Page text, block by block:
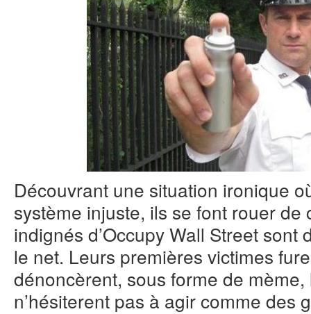
Découvrant une situation ironique
système injuste, ils se font rouer de
indignés d’Occupy Wall Street
le net. Leurs premières victimes
dénoncèrent, sous forme de
n’hésiterent pas à agir comme des